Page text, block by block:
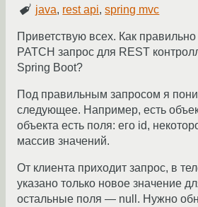
java, rest api,spring mvc
Приветствую всех. Как
PATCH запрос для REST
Spring Boot?
Под правильным запросом я
следующее. Например, есть
объекта есть поля: его id,
массив значений.
От клиента приходит запрос, в
указано только новое значение
остальные поля — null. Нужно